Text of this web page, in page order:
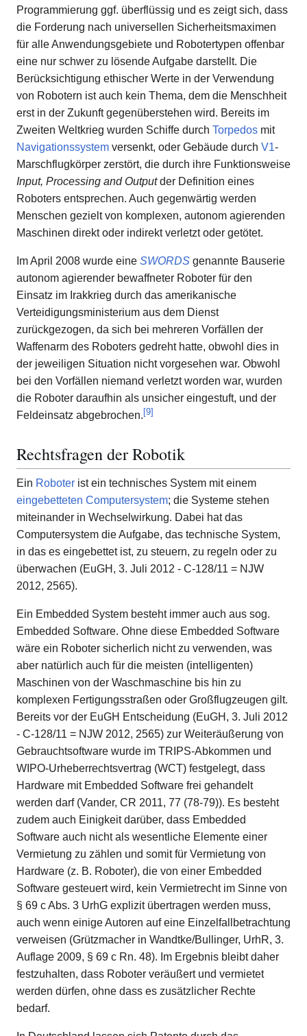
Programmierung ggf. überflüssig und es zeigt sich, dass
die Forderung nach universellen Sicherheitsmaximen
für alle Anwendungsgebiete und Robotertypen offenbar
eine nur schwer zu lösende Aufgabe darstellt. Die
Berücksichtigung ethischer Werte in der Verwendung
von Robotern ist auch kein Thema, dem die Menschheit
erst in der Zukunft gegenüberstehen wird. Bereits im
Zweiten Weltkrieg wurden Schiffe durch Torpedos mit
Navigationssystem versenkt, oder Gebäude durch V1-
Marschflugkörper zerstört, die durch ihre Funktionsweise
Input, Processing and Outputder Definition eines
Roboters entsprechen. Auch gegenwärtig werden
Menschen gezielt von komplexen, autonom agierenden
Maschinen direkt oder indirekt verletzt oder getötet.
Im April 2008 wurde eine SWORDS genannte Bauserie
autonom agierender bewaffneter Roboter für den
Einsatz im Irakkrieg durch das amerikanische
Verteidigungsministerium aus dem Dienst
zurückgezogen, da sich bei mehreren Vorfällen der
Waffenarm des Roboters gedreht hatte, obwohl dies in
der jeweiligen Situation nicht vorgesehen war. Obwohl
bei den Vorfällen niemand verletzt worden war, wurden
die Roboter daraufhin als unsicher eingestuft, und der
Feldeinsatz abgebrochen. [9]
Rechtsfragen der Robotik
Ein Roboter ist ein technisches System mit einem
eingebetteten Computersystem; die Systeme stehen
miteinander in Wechselwirkung. Dabei hat das
Computersystem die Aufgabe, das technische System,
in das es eingebettet ist, zu steuern, zu regeln oder zu
überwachen (EuGH, 3. Juli 2012 - C-128/11 = NJW
2012, 2565).
Ein Embedded System besteht immer auch aus sog.
Embedded Software. Ohne diese Embedded Software
wäre ein Roboter sicherlich nicht zu verwenden, was
aber natürlich auch für die meisten (intelligenten)
Maschinen von der Waschmaschine bis hin zu
komplexen Fertigungsstraßen oder Großflugzeugen gilt.
Bereits vor der EuGH Entscheidung (EuGH, 3. Juli 2012
- C-128/11 = NJW 2012, 2565) zur Weiteräußerung von
Gebrauchtsoftware wurde im TRIPS-Abkommen und
WIPO-Urheberrechtsvertrag (WCT) festgelegt, dass
Hardware mit Embedded Software frei gehandelt
werden darf (Vander, CR 2011, 77 (78-79)). Es besteht
zudem auch Einigkeit darüber, dass Embedded
Software auch nicht als wesentliche Elemente einer
Vermietung zu zählen und somit für Vermietung von
Hardware (z. B. Roboter), die von einer Embedded
Software gesteuert wird, kein Vermietrecht im Sinne von
§ 69 c Abs. 3 UrhG explizit übertragen werden muss,
auch wenn einige Autoren auf eine Einzelfallbetrachtung
verweisen (Grützmacher in Wandtke/Bullinger, UrhR, 3.
Auflage 2009, § 69 c Rn. 48). Im Ergebnis bleibt daher
festzuhalten, dass Roboter veräußert und vermietet
werden dürfen, ohne dass es zusätzlicher Rechte
bedarf.